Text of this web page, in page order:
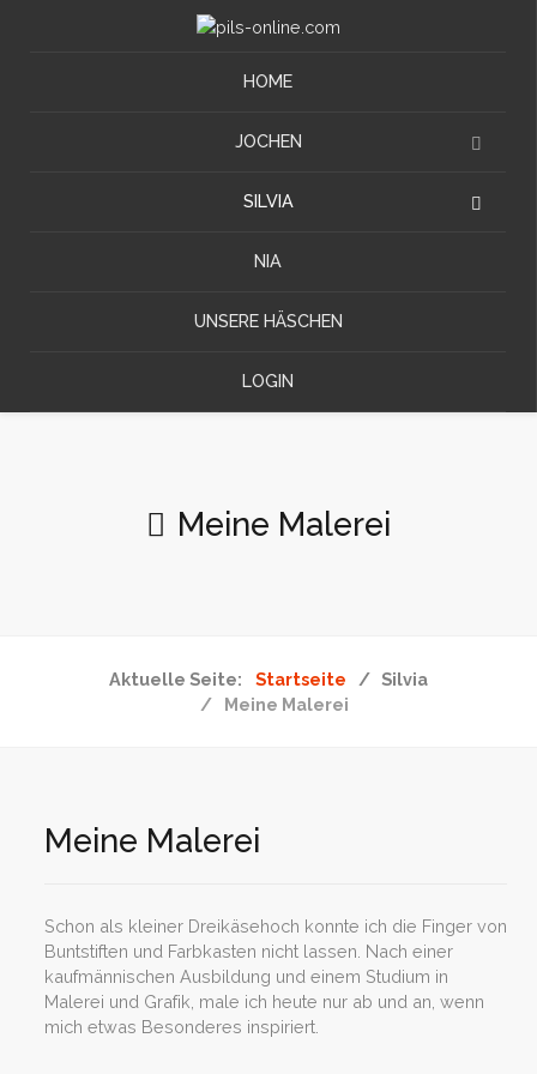
HOME
JOCHEN
SILVIA
NIA
UNSERE HÄSCHEN
LOGIN
Meine Malerei
Aktuelle Seite: Startseite
Silvia
Meine Malerei
Meine Malerei
Schon als kleiner Dreikäsehoch konnte ich die Finger von
Buntstiften und Farbkasten nicht lassen. Nach einer
kaufmännischen Ausbildung und einem Studium in
Malerei und Grafik, male ich heute nur ab und an, wenn
mich etwas Besonderes inspiriert.